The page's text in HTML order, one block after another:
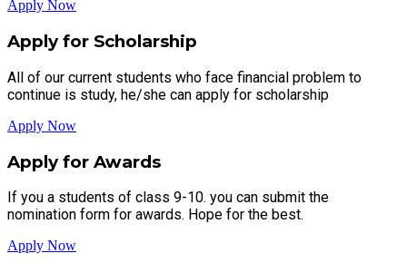
Apply Now
Apply for Scholarship
All of our current students who face financial problem to
continue is study, he/she can apply for scholarship
Apply Now
Apply for Awards
If you a students of class 9-10. you can submit the
nomination form for awards. Hope for the best.
Apply Now